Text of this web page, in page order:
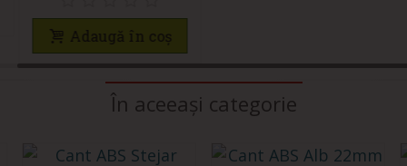
Adaugă în coș
În aceeași categorie